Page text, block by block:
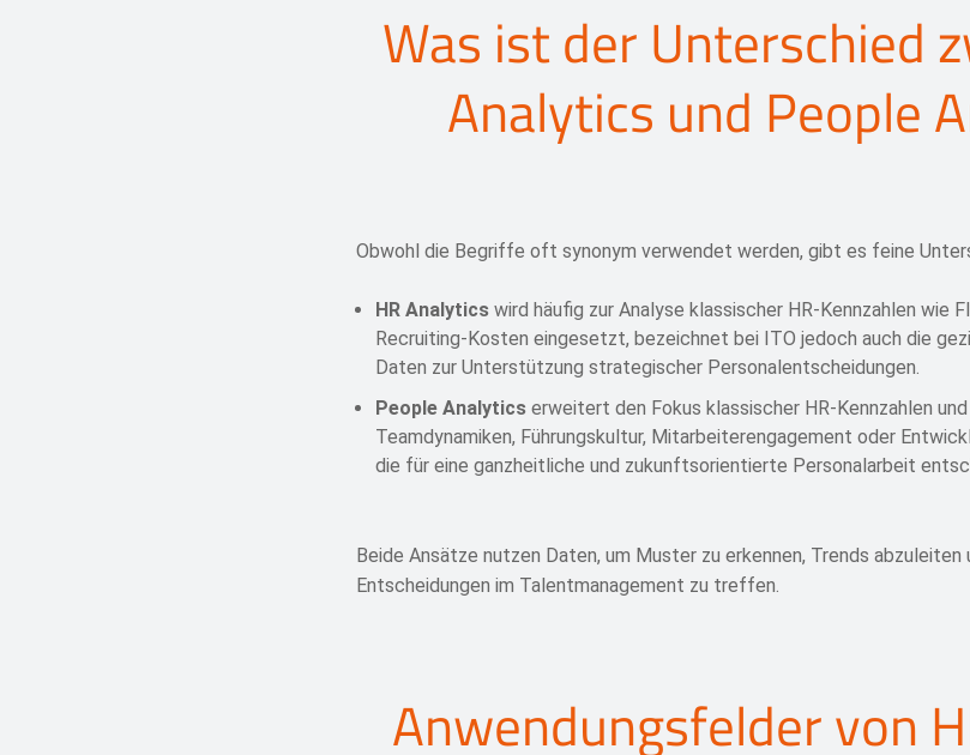
Was ist der Unterschied
Analytics und People
Obwohl die Begriffe oft synonym verwendet werden, gibt es feine
HR Analytics wird häufig zur Analyse klassischer HR-Kennzahlen wie
Recruiting-Kosten eingesetzt, bezeichnet bei ITO jedoch auch die
Daten zur Unterstützung strategischer Personalentscheidungen.
People Analytics erweitert den Fokus klassischer HR-Kennzahlen
Teamdynamiken, Führungskultur, Mitarbeiterengagement oder
die für eine ganzheitliche und zukunftsorientierte Personalarbeit
Beide Ansätze nutzen Daten, um Muster zu erkennen, Trends abzuleiten
Entscheidungen im Talentmanagement zu treffen.
Anwendungsfelder von